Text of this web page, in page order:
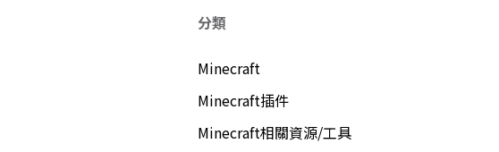
分類
Minecraft
Minecraft插件
Minecraft相關資源/工具